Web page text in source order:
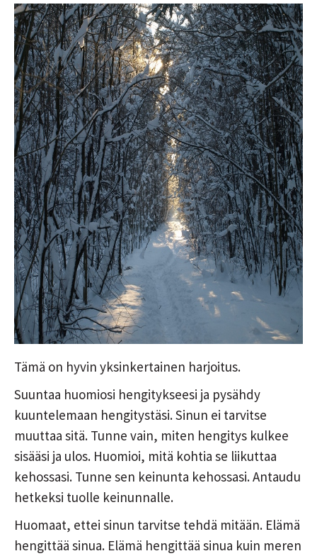
Tämä on hyvin yksinkertainen harjoitus.
Suuntaa huomiosi hengitykseesi ja pysähdy
kuuntelemaan hengitystäsi. Sinun ei tarvitse
muuttaa sitä. Tunne vain, miten hengitys kulkee
sisääsi ja ulos. Huomioi, mitä kohtia se liikuttaa
kehossasi. Tunne sen keinunta kehossasi. Antaudu
hetkeksi tuolle keinunnalle.
Huomaat, ettei sinun tarvitse tehdä mitään. Elämä
hengittää sinua. Elämä hengittää sinua kuin meren